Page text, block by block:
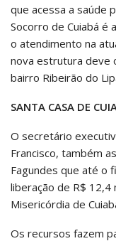
que acessa a saúde
Socorro de Cuiabá é
o atendimento na
nova estrutura deve
bairro Ribeirão do
SANTA CASA DE
O secretário
Francisco, também
Fagundes que até o
liberação de R$ 12,4
Misericórdia de
Os recursos fazem